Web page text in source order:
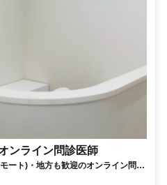
ンライン問診医師
ート)・地方も歓迎のオンライン問診